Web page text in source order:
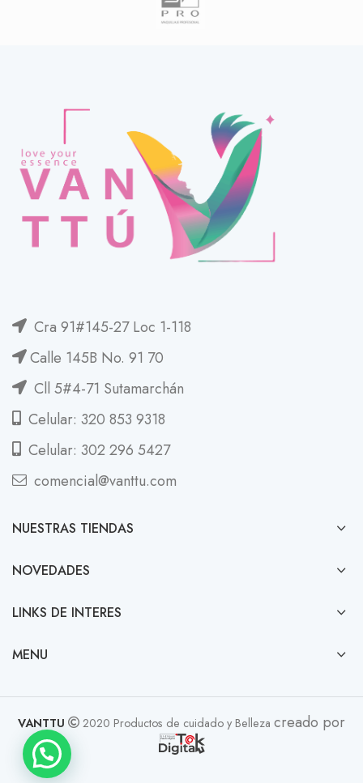
Cra 91#145-27 Loc 1-118
Calle 145B No. 91 70
Cll 5#4-71 Sutamarchán
Celular: 320 853 9318
Celular: 302 296 5427
comencial@vanttu.com
NUESTRAS TIENDAS
NOVEDADES
LINKS DE INTERES
MENU
VANTTU 2020 Productos de cuidado y Belleza creado por